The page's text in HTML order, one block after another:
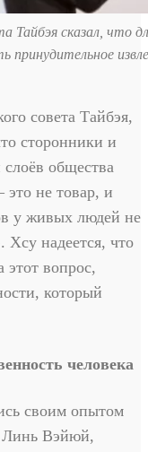
Тайбэя сказал, что
совета Тайбэя,
сторонники и
общества
это не товар, и
у живых людей не
Хсу надеется, что
вопрос,
который
человека
своим опытом
Линь Вэйюй,